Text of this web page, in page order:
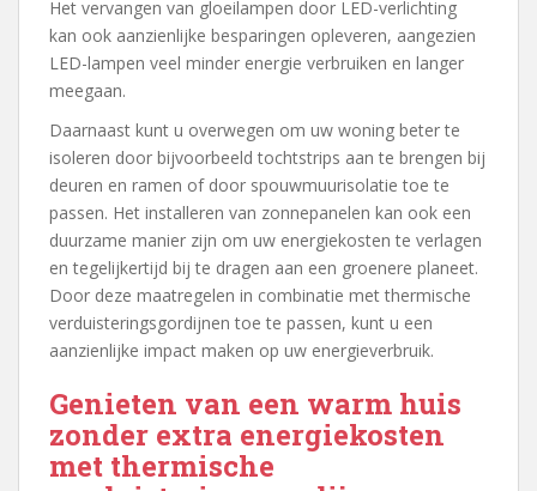
Het vervangen van gloeilampen door LED-verlichting
kan ook aanzienlijke besparingen opleveren, aangezien
LED-lampen veel minder energie verbruiken en langer
meegaan.
Daarnaast kunt u overwegen om uw woning beter te
isoleren door bijvoorbeeld tochtstrips aan te brengen bij
deuren en ramen of door spouwmuurisolatie toe te
passen. Het installeren van zonnepanelen kan ook een
duurzame manier zijn om uw energiekosten te verlagen
en tegelijkertijd bij te dragen aan een groenere planeet.
Door deze maatregelen in combinatie met thermische
verduisteringsgordijnen toe te passen, kunt u een
aanzienlijke impact maken op uw energieverbruik.
Genieten van een warm huis
zonder extra energiekosten
met thermische